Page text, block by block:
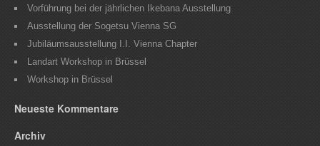
Vorführung bei der jährlichen Ikebana Ausstellung
Ausstellung der Sogetsu Vienna SG
Jubiläumsausstellung I.I. Vienna Chapter
Landart Workshop in Brüssel
Workshop in Brüssel
Neueste Kommentare
Archiv